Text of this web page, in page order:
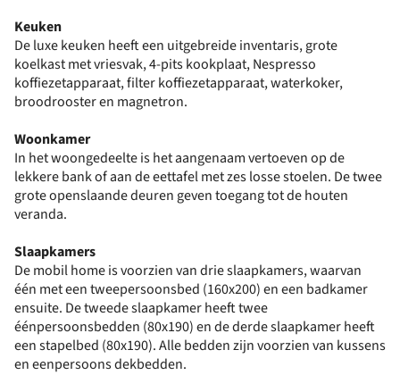
Keuken
De luxe keuken heeft een uitgebreide inventaris, grote
koelkast met vriesvak, 4-pits kookplaat, Nespresso
koffiezetapparaat, filter koffiezetapparaat, waterkoker,
broodrooster en magnetron.
Woonkamer
In het woongedeelte is het aangenaam vertoeven op de
lekkere bank of aan de eettafel met zes losse stoelen. De twee
grote openslaande deuren geven toegang tot de houten
veranda.
Slaapkamers
De mobil home is voorzien van drie slaapkamers, waarvan
één met een tweepersoonsbed (160x200) en een badkamer
ensuite. De tweede slaapkamer heeft twee
éénpersoonsbedden (80x190) en de derde slaapkamer heeft
een stapelbed (80x190). Alle bedden zijn voorzien van kussens
en eenpersoons dekbedden.